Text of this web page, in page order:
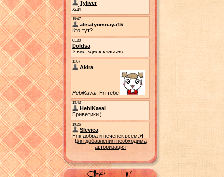
Для добавления необходима
авторизация